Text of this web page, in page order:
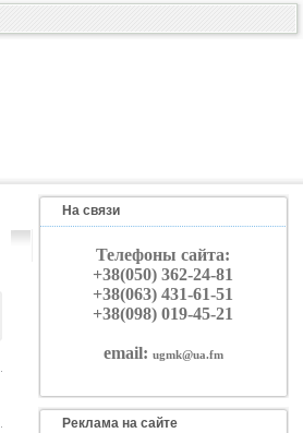
На связи
Телефоны сайта:
+38(050) 362-24-81
+38(063) 431-61-51
+38(098) 019-45-21
email: ugmk@ua.fm
Реклама на сайте